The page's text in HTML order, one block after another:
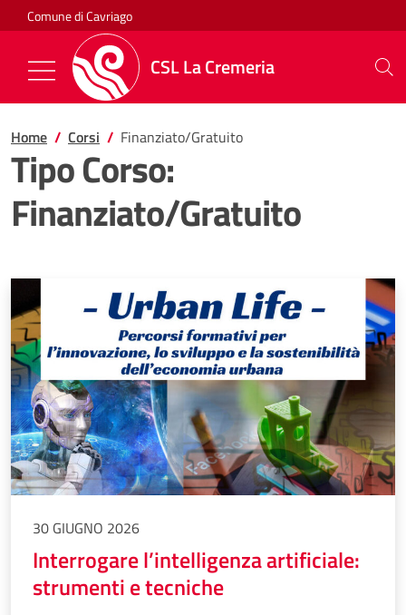
Salta al contenuto
Comune di Cavriago
CSL La Cremeria
Mostra/Nascondi la navigazione
Home Corsi Finanziato/Gratuito
Tipo Corso:
Finanziato/Gratuito
30 GIUGNO 2026
Interrogare l’intelligenza artificiale:
strumenti e tecniche